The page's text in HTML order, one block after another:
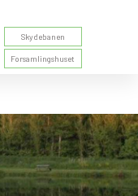
Skydebanen
Forsamlingshuset